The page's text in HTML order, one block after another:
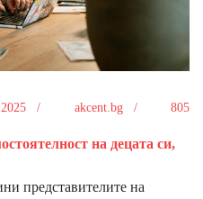
2025 / akcent.bg / 805
на децата си,
на